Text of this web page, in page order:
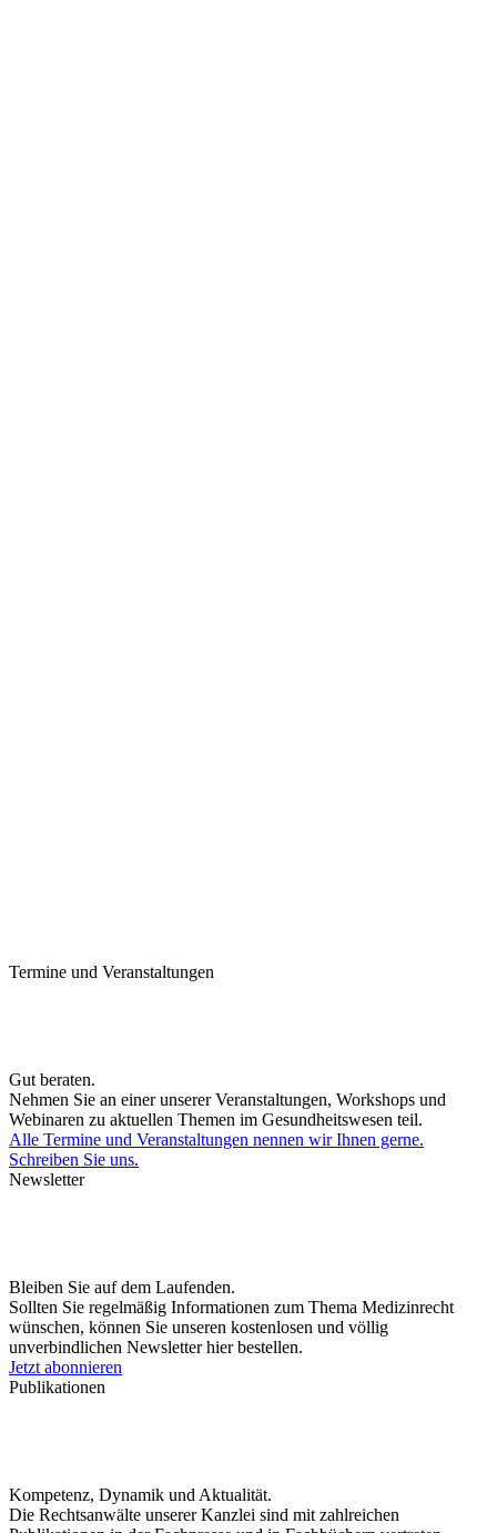
Termine und Veranstaltungen
Gut beraten.
Nehmen Sie an einer unserer Veranstaltungen, Workshops und
Webinaren zu aktuellen Themen im Gesundheitswesen teil.
Alle Termine und Veranstaltungen nennen wir Ihnen gerne.
Schreiben Sie uns.
Newsletter
Bleiben Sie auf dem Laufenden.
Sollten Sie regelmäßig Informationen zum Thema Medizinrecht
wünschen, können Sie unseren kostenlosen und völlig
unverbindlichen Newsletter hier bestellen.
Jetzt abonnieren
Publikationen
Kompetenz, Dynamik und Aktualität.
Die Rechtsanwälte unserer Kanzlei sind mit zahlreichen